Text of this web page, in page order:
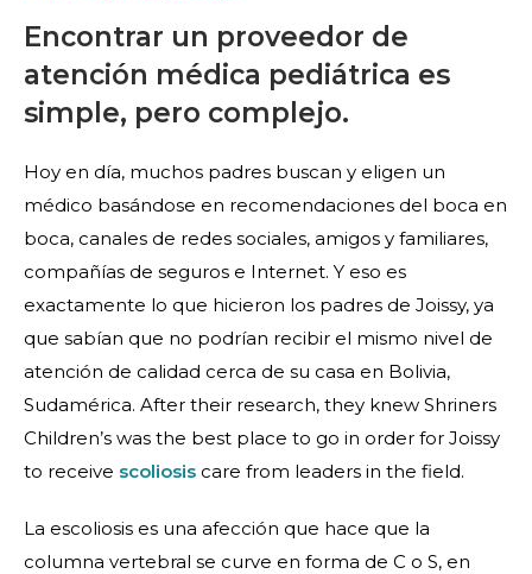
Encontrar un proveedor de
atención médica pediátrica es
simple, pero complejo.
Hoy en día, muchos padres buscan y eligen un
médico basándose en recomendaciones del boca en
boca, canales de redes sociales, amigos y familiares,
compañías de seguros e Internet. Y eso es
exactamente lo que hicieron los padres de Joissy, ya
que sabían que no podrían recibir el mismo nivel de
atención de calidad cerca de su casa en Bolivia,
Sudamérica. After their research, they knew Shriners
Children’s was the best place to go in order for Joissy
to receive scoliosis care from leaders in the field.
La escoliosis es una afección que hace que la
columna vertebral se curve en forma de C o S, en